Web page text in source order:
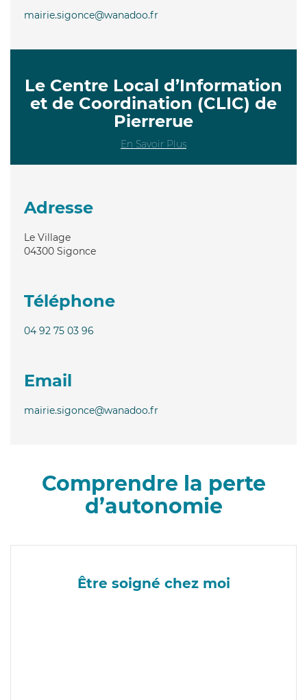
mairie.sigonce@wanadoo.fr
Le Centre Local d’Information
et de Coordination (CLIC) de
Pierrerue
En Savoir Plus
Adresse
Le Village
04300 Sigonce
Téléphone
04 92 75 03 96
Email
mairie.sigonce@wanadoo.fr
Comprendre la perte
d’autonomie
Être soigné chez moi